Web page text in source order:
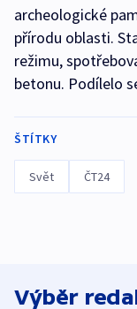
archeologické
přírodu oblasti.
režimu,
betonu. Podílelo
ŠTÍTKY
Svět ČT24
Výběr